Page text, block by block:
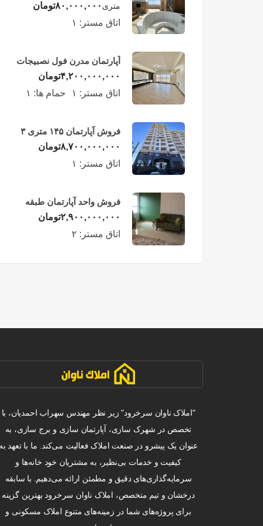
لوکس در طبقه چهاردهم
فریدونکنار
متری ۸۰,۰۰۰,۰۰۰تومان
اتاق مستر: ۱
آپارتمان مدرن فول نصبیجات
ساحلی/فریدونکنار
۴,۲۰۰,۰۰۰,۰۰۰تومان
اتاق مستر: ۱ حمام ها: ۱
فروش آپارتمان ۱۴۵ متری ۳
خوابه در فریدونکنار
۸,۷۰۰,۰۰۰,۰۰۰تومان
اتاق مستر: ۱
فروش واحد آپارتمان طبقه
چهارم در فریدونکنار
۲,۹۰۰,۰۰۰,۰۰۰تومان
اتاق مستر: ۲
"املاک ناوان سرخرود" زیر نظر مهندس سهراب احمدیان، با
تخصص در شهرک سازی، آپارتمان سازی و برج سازی، به
عنوان یک پیشرو در صنعت املاک فعالیت می‌کند. ما با تعهد به
کیفیت و خدمات بی‌نظیر، به مشتریان خود خانه‌ها و
سرمایه‌گذاری‌های دقیق و مطمئن ارائه می‌دهیم. با سابقه
درخشان و تیم متخصص، املاک ناوان سرخرود بهترین گزینه
برای پروژه‌های شما در زمینه‌های متنوع املاک مسکونی و